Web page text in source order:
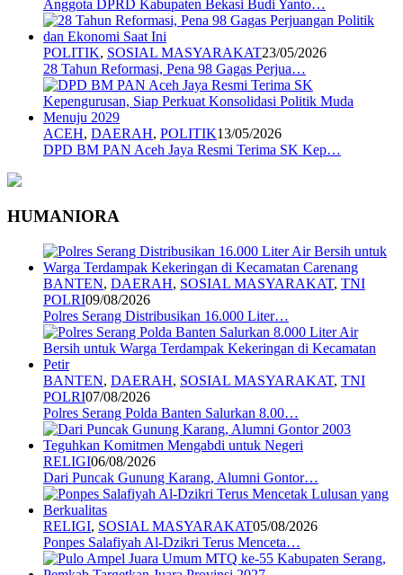
Anggota DPRD Kabupaten Bekasi Budi Yanto…
POLITIK, SOSIAL MASYARAKAT23/05/2026
28 Tahun Reformasi, Pena 98 Gagas Perjua…
ACEH, DAERAH, POLITIK13/05/2026
DPD BM PAN Aceh Jaya Resmi Terima SK Kep…
HUMANIORA
BANTEN, DAERAH, SOSIAL MASYARAKAT, TNI
POLRI09/08/2026
Polres Serang Distribusikan 16.000 Liter…
BANTEN, DAERAH, SOSIAL MASYARAKAT, TNI
POLRI07/08/2026
Polres Serang Polda Banten Salurkan 8.00…
RELIGI06/08/2026
Dari Puncak Gunung Karang, Alumni Gontor…
RELIGI, SOSIAL MASYARAKAT05/08/2026
Ponpes Salafiyah Al-Dzikri Terus Menceta…